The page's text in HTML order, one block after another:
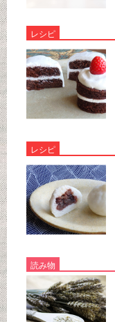
レシピ
レシピ
読み物